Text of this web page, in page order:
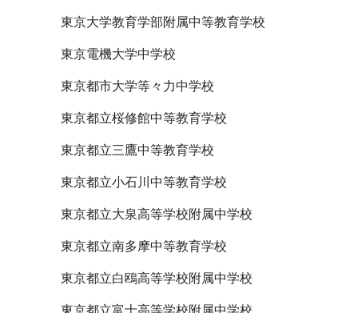
東京大学教育学部附属中等教育学校
東京電機大学中学校
東京都市大学等々力中学校
東京都立桜修館中等教育学校
東京都立三鷹中等教育学校
東京都立小石川中等教育学校
東京都立大泉高等学校附属中学校
東京都立南多摩中等教育学校
東京都立白鴎高等学校附属中学校